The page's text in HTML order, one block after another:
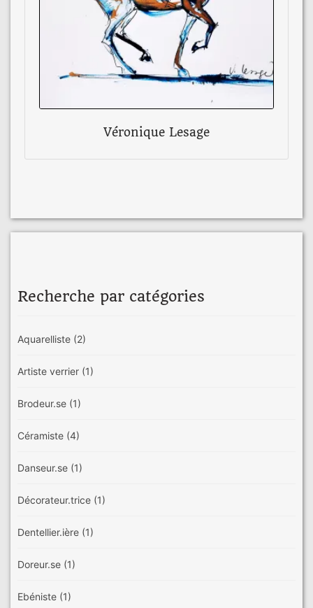
Recherche par catégories
Aquarelliste (2)
Artiste verrier (1)
Brodeur.se (1)
Céramiste (4)
Danseur.se (1)
Décorateur.trice (1)
Dentellier.ière (1)
Doreur.se (1)
Ebéniste (1)
Véronique Lesage